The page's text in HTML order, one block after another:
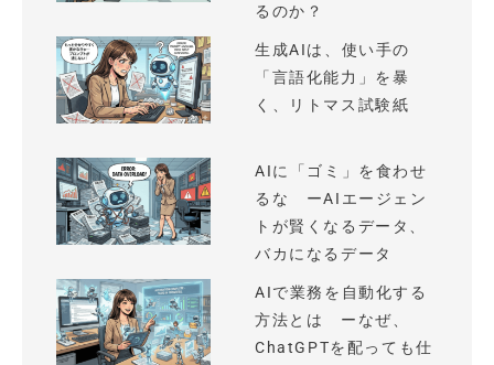
るのか？
生成AIは、使い手の
「言語化能力」を暴
く、リトマス試験紙
AIに「ゴミ」を食わせ
るな ーAIエージェン
トが賢くなるデータ、
バカになるデータ
AIで業務を自動化する
方法とは ーなぜ、
ChatGPTを配っても仕